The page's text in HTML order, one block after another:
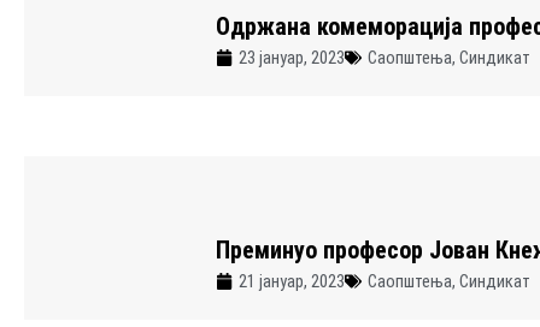
Одржана комеморација
23 јануар, 2023 Саопштења, Синдикат
Преминуо професор Јован
21 јануар, 2023 Саопштења, Синдикат